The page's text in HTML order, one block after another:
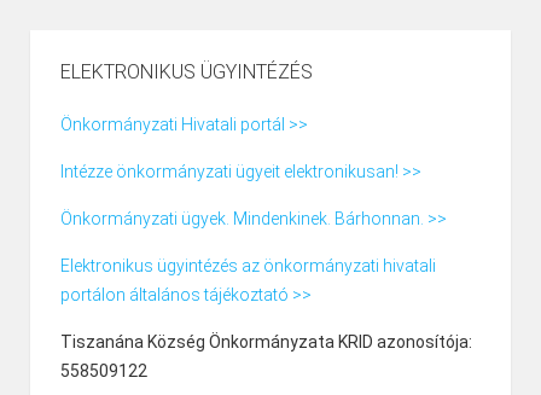
ELEKTRONIKUS ÜGYINTÉZÉS
Önkormányzati Hivatali portál >>
Intézze önkormányzati ügyeit elektronikusan! >>
Önkormányzati ügyek. Mindenkinek. Bárhonnan. >>
Elektronikus ügyintézés az önkormányzati hivatali
portálon általános tájékoztató >>
Tiszanána Község Önkormányzata KRID azonosítója:
558509122